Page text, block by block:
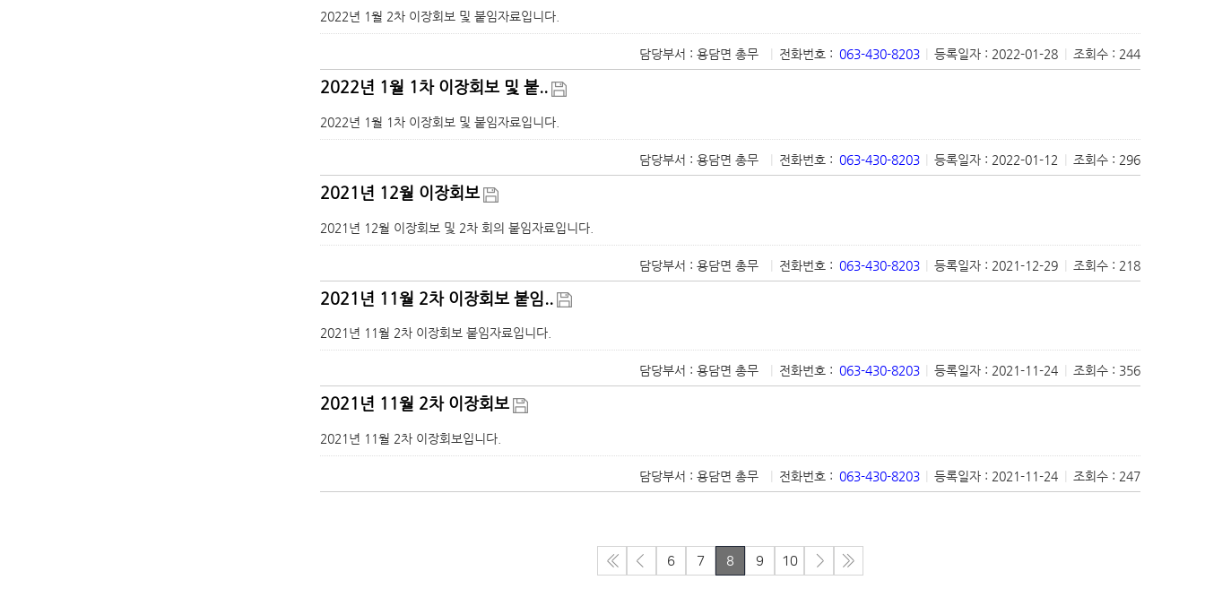
2022년 1월 2차 이장회보 및 붙임자료입니다.
담당부서 : 용담면 총무 전화번호 : 063-430-8203 등록일자 : 2022-01-28 조회수 : 244
2022년 1월 1차 이장회보 및 붙..
2022년 1월 1차 이장회보 및 붙임자료입니다.
담당부서 : 용담면 총무 | 전화번호 : 063-430-8203 | 등록일자 : 2022-01-12 | 조회수 : 296
2021년 12월 이장회보
2021년 12월 이장회보 및 2차 회의 붙임자료입니다.
담당부서 : 용담면 총무 | 전화번호 : 063-430-8203 | 등록일자 : 2021-12-29 | 조회수 : 218
2021년 11월 2차 이장회보 붙임..
2021년 11월 2차 이장회보 붙임자료입니다.
담당부서 : 용담면 총무 전화번호 : 063-430-8203 등록일자 : 2021-11-24 조회수 : 356
2021년 11월 2차 이장회보
2021년 11월 2차 이장회보입니다.
담당부서 : 용담면 총무 전화번호 : 063-430-8203 등록일자 : 2021-11-24 조회수 : 247
6 7 8 9 10